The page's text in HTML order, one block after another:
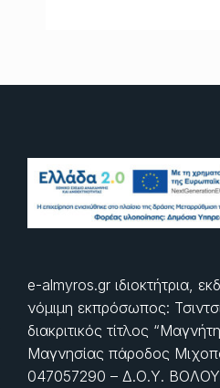
e-almyros.gr ιδιοκτήτρια,
νόμιμη εκπρόσωπος:
διακριτικός τίτλος
Μαγνησίας πάροδος
047057290 – Δ.Ο.Υ. ΒΟΛΟΥ